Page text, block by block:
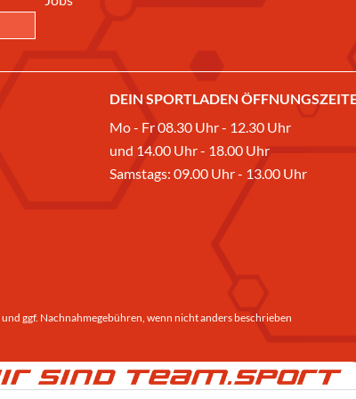
DEIN SPORTLADEN
Mo - Fr 08.30 Uhr - 12.30 Uhr
und 14.00 Uhr - 18.00 Uhr
Samstags: 09.00 Uhr - 13.00 Uhr
und ggf. Nachnahmegebühren, wenn nicht anders beschrieben